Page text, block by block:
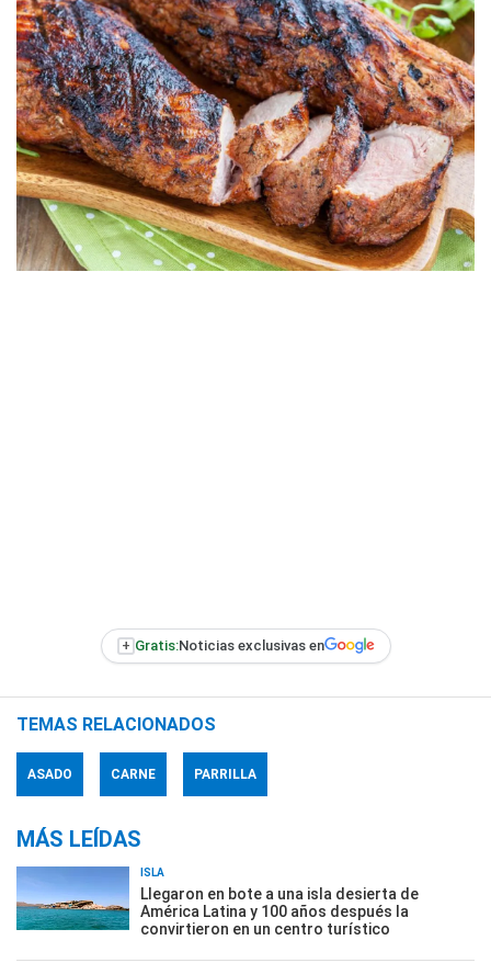
+ Gratis:Noticias exclusivas en
TEMAS RELACIONADOS
ASADO CARNE PARRILLA
MÁS LEÍDAS
ISLA
Llegaron en bote a una isla desierta de
América Latina y 100 años después la
convirtieron en un centro turístico